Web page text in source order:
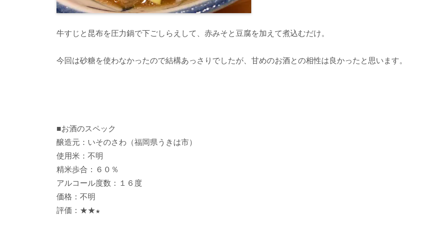
牛すじと昆布を圧力鍋で下ごしらえして、赤みそと豆腐を加えて煮込むだけ。
今回は砂糖を使わなかったので結構あっさりでしたが、甘めのお酒との相性は良かったと思います。
■お酒のスペック
醸造元：いそのさわ（福岡県うきは市）
使用米：不明
精米歩合：６０％
アルコール度数：１６度
価格：不明
評価：★★★